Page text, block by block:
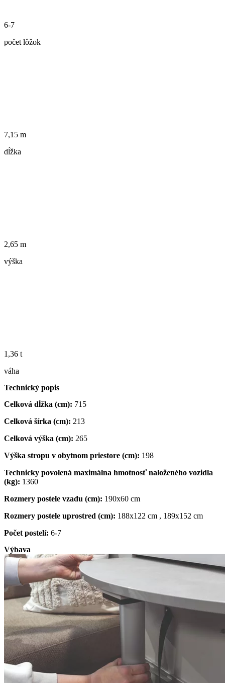
6-7
počet lôžok
7,15 m
dĺžka
2,65 m
výška
1,36 t
váha
Technický popis
Celková dĺžka (cm): 715
Celková šírka (cm): 213
Celková výška (cm): 265
Výška stropu v obytnom priestore (cm): 198
Technicky povolená maximálna hmotnosť naloženého vozidla
(kg): 1360
Rozmery postele vzadu (cm): 190x60 cm
Rozmery postele uprostred (cm): 188x122 cm , 189x152 cm
Počet postelí: 6-7
Výbava